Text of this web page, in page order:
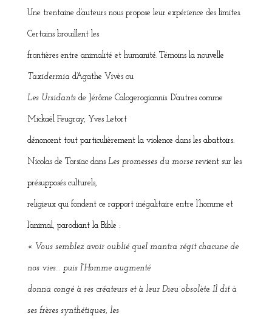
Une trentaine d’auteurs nous propose leur expérience des limites.
Certains brouillent les
frontières entre animalité et humanité. Témoins la nouvelle
Taxidermiad’Agathe Vivès ou
Les Ursidantsde Jérôme Calogerogiannis. D’autres comme
Mickaël Feugray, Yves Letort
dénoncent tout particulièrement la violence dans les abattoirs.
Nicolas de Torsiac dans Les promesses du morserevient sur les
présupposés culturels,
religieux qui fondent ce rapport inégalitaire entre l’homme et
l’animal, parodiant la Bible :
« Vous semblez avoir oublié quel mantra régit chacune de
nos vies… puis l’Homme augmenté
donna congé à ses créateurs et à leur Dieu obsolète. Il dit à
ses frères synthétiques, les